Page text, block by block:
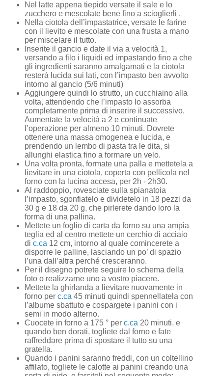
Nel latte appena tiepido versate il sale e lo
zucchero e mescolate bene fino a scioglierli .
Nella ciotola dell’impastatrice, versate le farine
con il lievito e mescolate con una frusta a mano
per miscelare il tutto.
Inserite il gancio e date il via a velocità 1,
versando a filo i liquidi ed impastando fino a che
gli ingredienti saranno amalgamati e la ciotola
resterà lucida sui lati, con l’impasto ben avvolto
intorno al gancio (5/6 minuti)
Aggiungere quindi lo strutto, un cucchiaino alla
volta, attendendo che l’impasto lo assorba
completamente prima di inserire il successivo.
Aumentate la velocità a 2 e continuate
l’operazione per almeno 10 minuti. Dovrete
ottenere una massa omogenea e lucida, e
prendendo un lembo di pasta tra le dita, si
allunghi elastica fino a formare un velo.
Una volta pronta, formate una palla e mettetela a
lievitare in una ciotola, coperta con pellicola nel
forno con la lucina accesa, per 2h - 2h30.
Al raddoppio, rovesciate sulla spianatoia
l’impasto, sgonfiatelo e dividetelo in 18 pezzi da
30 g e 18 da 20 g, che pirlerete dando loro la
forma di una pallina.
Mettete un foglio di carta da forno su una ampia
teglia ed al centro mettete un cerchio di acciaio
di c.ca 12 cm, intorno al quale comincerete a
disporre le palline, lasciando un po’ di spazio
l’una dall’altra perché cresceranno.
Per il disegno potrete seguire lo schema della
foto o realizzarne uno a vostro piacere.
Mettete la ghirlanda a lievitare nuovamente in
forno per c.ca 45 minuti quindi spennellatela con
l’albume sbattuto e cospargete i panini con i
semi in modo alterno.
Cuocete in forno a 175 ° per c.ca 20 minuti, e
quando ben dorati, togliete dal forno e fate
raffreddare prima di spostare il tutto su una
gratella.
Quando i panini saranno freddi, con un coltellino
affilato, togliete le calotte ai panini creando una